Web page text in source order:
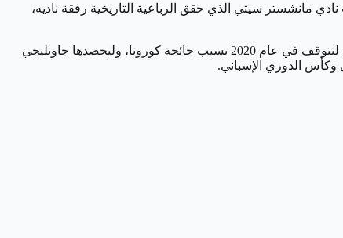
مانشستر سيتي الذي حقق الرباعية التاريخية رفقة ناديه،
وتقدم مجلة فرانس فوتبول الفرنسية جائزة أفضل حارس في العالم منذ عام 2019، والذي فاز بها أليسون بيكر حارس نادي ليفربول لأول مرة، لتتوقف في عام 2020 بسبب جائحة كورونا، وليحصدها جاونليجي